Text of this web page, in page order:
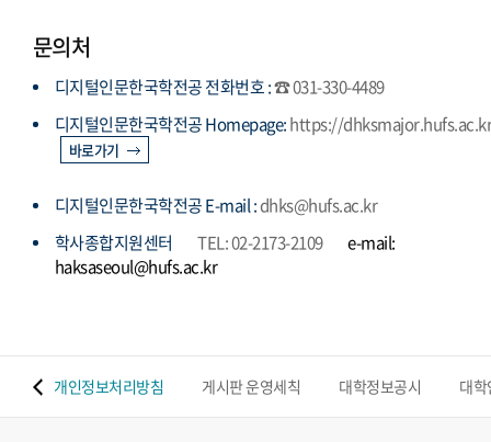
문의처
디지털인문한국학전공 전화번호 :☎ 031-330-4489
디지털인문한국학전공 Homepage:https://
바로가기
디지털인문한국학전공 E-mail :dhks@hufs.ac.kr
학사종합지원센터
TEL: 02-2173-2109
e-mail:
haksaseoul@hufs.ac.kr
개인정보처리방침 게시판 운영세칙 대학정보공시 대